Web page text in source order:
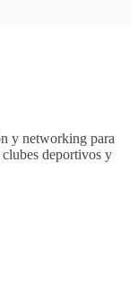
y networking para
deportivos y